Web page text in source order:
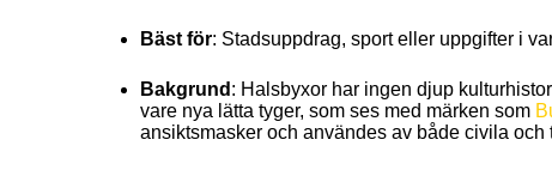
Bäst för: Stadsuppdrag, sport eller uppgifter i
Bakgrund : Halsbyxor har ingen djup
vare nya lätta tyger, som ses med märken som
ansiktsmasker och användes av både civila och